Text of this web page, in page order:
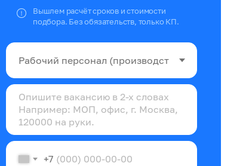
Вышлем расчёт сроков и стоимости
подбора. Без обязательств, только КП.
+7